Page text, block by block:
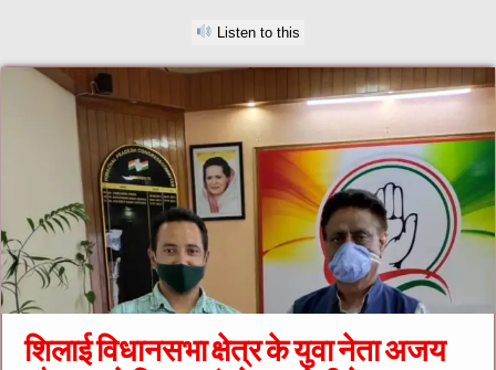
Listen to this
शिलाई विधानसभा क्षेत्र के युवा नेता अजय